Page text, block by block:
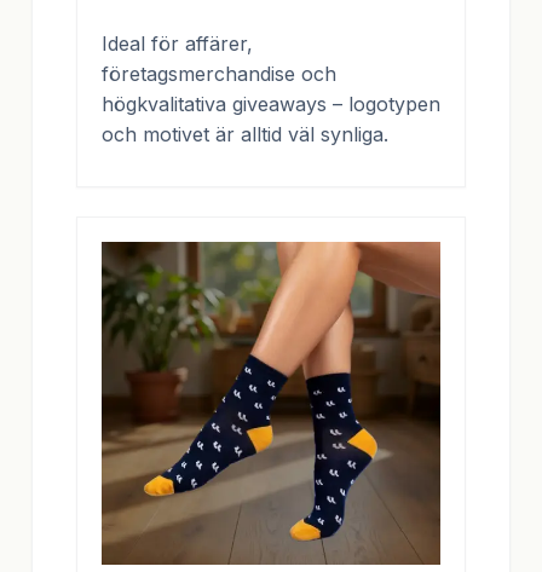
Ideal för affärer,
företagsmerchandise och
högkvalitativa giveaways – logotypen
och motivet är alltid väl synliga.